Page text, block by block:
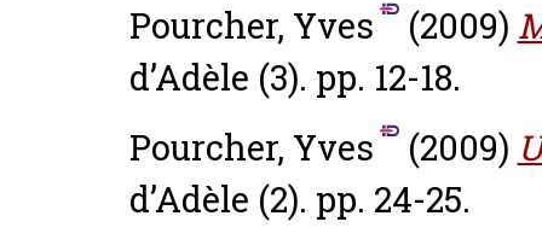
Pourcher, Yves (2009)
d’Adèle (3). pp. 12-18.
Pourcher, Yves (2009)
d’Adèle (2). pp. 24-25.